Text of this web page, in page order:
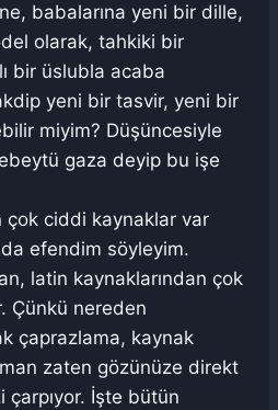
babalarına yeni bir dille,
olarak, tahkiki bir
bir üslubla acaba
yeni bir tasvir, yeni bir
miyim? Düşüncesiyle
gaza deyip bu işe
ciddi kaynaklar var
da efendim söyleyim.
latin kaynaklarından çok
Çünkü nereden
çaprazlama, kaynak
zaten gözünüze direkt
İşte bütün